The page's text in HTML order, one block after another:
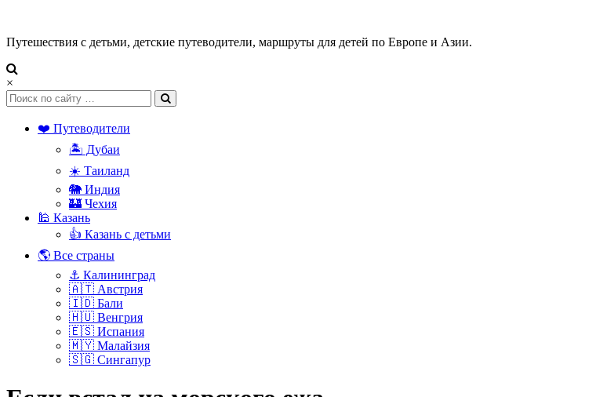
Путешествия с детьми, детские путеводители, маршруты для детей по Европе и Азии.
×
❤️ Путеводители
🏝️ Дубаи
☀️ Таиланд
🐘 Индия
🏰 Чехия
🕌 Казань
👍 Казань с детьми
🌎 Все страны
⚓ Калининград
🇦🇹 Австрия
🇮🇩 Бали
🇭🇺 Венгрия
🇪🇸 Испания
🇲🇾 Малайзия
🇸🇬 Сингапур